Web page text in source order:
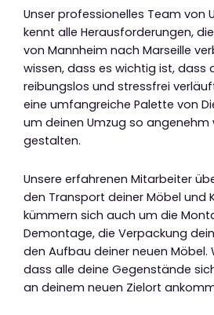
Unser professionelles Team von
kennt alle Herausforderungen,
von Mannheim nach Marseille
wissen, dass es wichtig ist, dass
reibungslos und stressfrei
eine umfangreiche Palette von
um deinen Umzug so angenehm
gestalten.
Unsere erfahrenen Mitarbeiter
den Transport deiner Möbel und
kümmern sich auch um die
Demontage, die Verpackung
den Aufbau deiner neuen Möbel.
dass alle deine Gegenstände
an deinem neuen Zielort